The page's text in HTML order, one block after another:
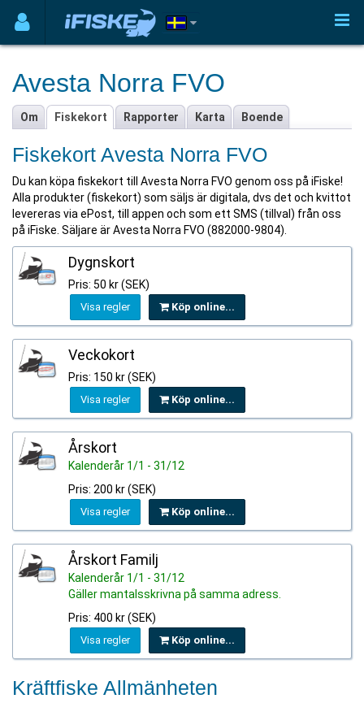
Avesta Norra FVO
Om Fiskekort Rapporter Karta Boende
Fiskekort Avesta Norra FVO
Du kan köpa fiskekort till Avesta Norra FVO genom oss på iFiske!
Alla produkter (fiskekort) som säljs är digitala, dvs det och kvittot
levereras via ePost, till appen och som ett SMS (tillval) från oss
på iFiske. Säljare är Avesta Norra FVO (882000-9804).
Dygnskort
Pris: 50 kr (SEK)
Visa regler Köp online...
Veckokort
Pris: 150 kr (SEK)
Visa regler Köp online...
Årskort
Kalenderår 1/1 - 31/12
Pris: 200 kr (SEK)
Visa regler Köp online...
Årskort Familj
Kalenderår 1/1 - 31/12
Gäller mantalsskrivna på samma adress.
Pris: 400 kr (SEK)
Visa regler Köp online...
Kräftfiske Allmänheten